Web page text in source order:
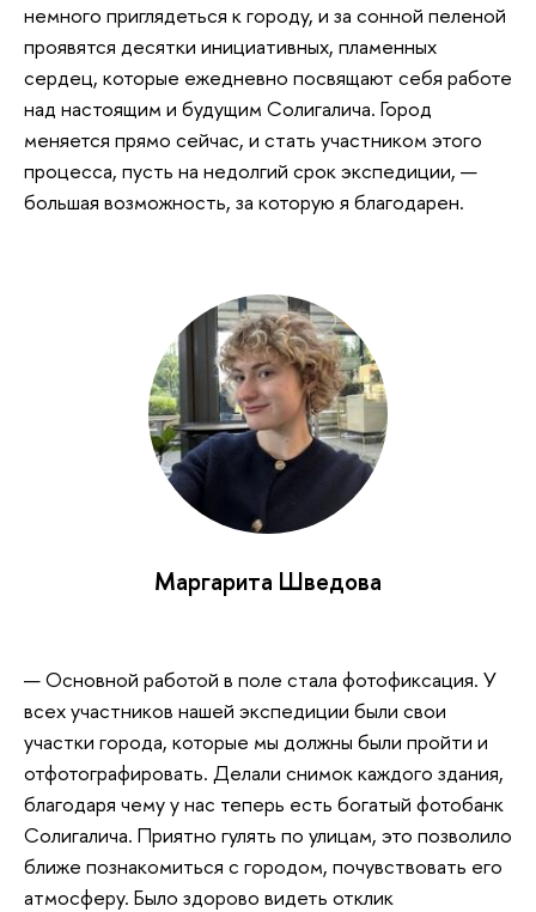
немного приглядеться к городу, и за сонной пеленой
проявятся десятки инициативных, пламенных
сердец, которые ежедневно посвящают себя работе
над настоящим и будущим Солигалича. Город
меняется прямо сейчас, и стать участником этого
процесса, пусть на недолгий срок экспедиции, —
большая возможность, за которую я благодарен.
Маргарита Шведова
— Основной работой в поле стала фотофиксация. У
всех участников нашей экспедиции были свои
участки города, которые мы должны были пройти и
отфотографировать. Делали снимок каждого здания,
благодаря чему у нас теперь есть богатый фотобанк
Солигалича. Приятно гулять по улицам, это позволило
ближе познакомиться с городом, почувствовать его
атмосферу. Было здорово видеть отклик